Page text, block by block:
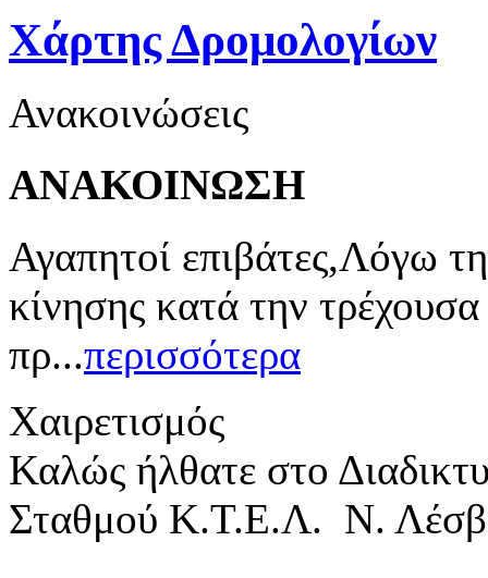
Χάρτης Δρομολογίων
Ανακοινώσεις
ΑΝΑΚΟΙΝΩΣΗ
Αγαπητοί επιβάτες,Λόγω
κίνησης κατά την
πρ...περισσότερα
Χαιρετισμός
Καλώς ήλθατε στο
Σταθμού Κ.Τ.Ε.Λ. Ν.